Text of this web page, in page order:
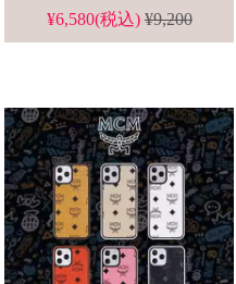
¥6,580(税込)¥9,200